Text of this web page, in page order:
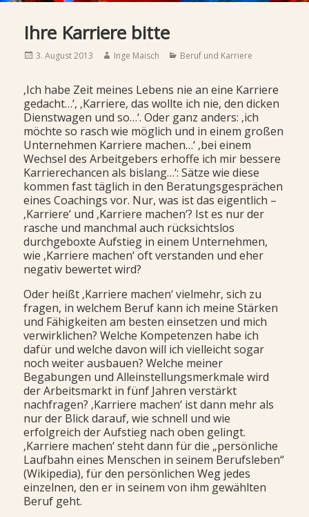
Ihre Karriere bitte
Posted
3. August 2013 Author
Inge Maisch Categories
Beruf und Karriere
‚Ich habe Zeit meines Lebens nie an eine Karriere
gedacht…‘, ‚Karriere, das wollte ich nie, den dicken
Dienstwagen und so…‘. Oder ganz anders: ‚ich
möchte so rasch wie möglich und in einem großen
Unternehmen Karriere machen…‘ ‚bei einem
Wechsel des Arbeitgebers erhoffe ich mir bessere
Karrierechancen als bislang…‘: Sätze wie diese
kommen fast täglich in den Beratungsgesprächen
eines Coachings vor. Nur, was ist das eigentlich –
‚Karriere‘ und ‚Karriere machen‘? Ist es nur der
rasche und manchmal auch rücksichtslos
durchgeboxte Aufstieg in einem Unternehmen,
wie ‚Karriere machen‘ oft verstanden und eher
negativ bewertet wird?
Oder heißt ‚Karriere machen‘ vielmehr, sich zu
fragen, in welchem Beruf kann ich meine Stärken
und Fähigkeiten am besten einsetzen und mich
verwirklichen? Welche Kompetenzen habe ich
dafür und welche davon will ich vielleicht sogar
noch weiter ausbauen? Welche meiner
Begabungen und Alleinstellungsmerkmale wird
der Arbeitsmarkt in fünf Jahren verstärkt
nachfragen? ‚Karriere machen‘ ist dann mehr als
nur der Blick darauf, wie schnell und wie
erfolgreich der Aufstieg nach oben gelingt.
‚Karriere machen‘ steht dann für die „persönliche
Laufbahn eines Menschen in seinem Berufsleben“
(Wikipedia), für den persönlichen Weg jedes
einzelnen, den er in seinem von ihm gewählten
Beruf geht.